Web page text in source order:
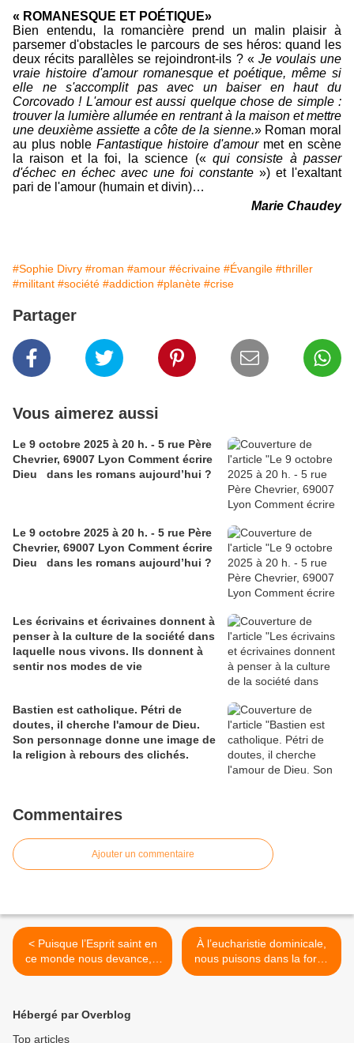
« ROMANESQUE ET POÉTIQUE»
Bien entendu, la romancière prend un malin plaisir à
parsemer d'obstacles le parcours de ses héros: quand les
deux récits parallèles se rejoindront-ils ? « Je voulais une
vraie histoire d'amour romanesque et poétique, même si
elle ne s'accomplit pas avec un baiser en haut du
Corcovado ! L'amour est aussi quelque chose de simple :
trouver la lumière allumée en rentrant à la maison et mettre
une deuxième assiette a côte de la sienne.» Roman moral
au plus noble Fantastique histoire d'amour met en scène
la raison et la foi, la science (« qui consiste à passer
d'échec en échec avec une foi constante ») et l'exaltant
pari de l'amour (humain et divin)…
Marie Chaudey
#Sophie Divry #roman #amour #écrivaine #Évangile #thriller
#militant #société #addiction #planète #crise
Partager
Vous aimerez aussi
Le 9 octobre 2025 à 20 h. - 5 rue Père
Chevrier, 69007 Lyon Comment écrire
Dieu dans les romans aujourd’hui ?
Le 9 octobre 2025 à 20 h. - 5 rue Père
Chevrier, 69007 Lyon Comment écrire
Dieu dans les romans aujourd’hui ?
​​​​​​​Les écrivains et écrivaines donnent à
penser à la culture de la société dans
laquelle nous vivons. Ils donnent à
sentir nos modes de vie
Bastien est catholique. Pétri de
doutes, il cherche l'amour de Dieu.
Son personnage donne une image de
la religion à rebours des clichés.
Commentaires
Ajouter un commentaire
< Puisque l’Esprit saint en
ce monde nous devance, il
nous revient d’observer ce
de Dieu
À l’eucharistie dominicale,
nous puisons dans la force
de Dieu afin de répondre
Hébergé par Overblog
Top articles